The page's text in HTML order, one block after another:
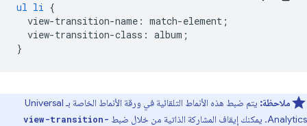
ul li {
view-transition-name : match-element ;
view-transition-class : album ;
}
ملاحظة:
يتم ضبط هذه الأنماط التلقائية في ورقة الأنماط الخاصة بـ Universal
Analytics. يمكنك إيقاف المشاركة الذاتية من خلال ضبط
view-transition-